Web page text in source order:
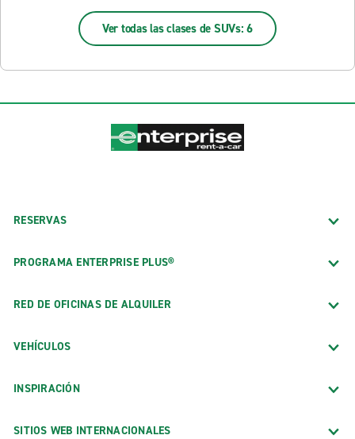
Ver todas las clases de SUVs: 6
RESERVAS
PROGRAMA ENTERPRISE PLUS®
RED DE OFICINAS DE ALQUILER
VEHÍCULOS
INSPIRACIÓN
SITIOS WEB INTERNACIONALES